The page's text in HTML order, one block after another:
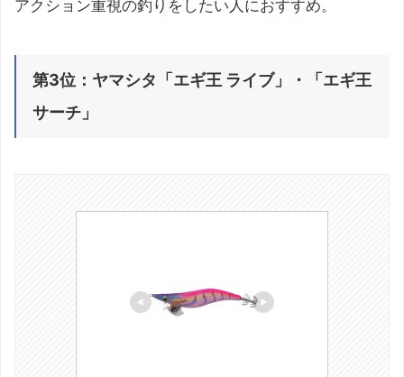
アクション重視の釣りをしたい人におすすめ。
第3位：ヤマシタ「エギ王 ライブ」・「エギ王
サーチ」